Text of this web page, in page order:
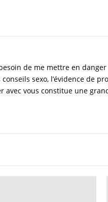
de me mettre en
sexo, l’évidence de
avec vous constitue une